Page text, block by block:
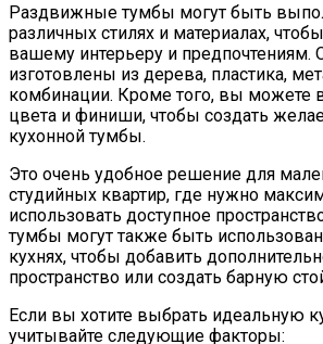
Раздвижные тумбы могут быть
различных стилях и материалах,
вашему интерьеру и предпочтениям.
изготовлены из дерева, пластика,
комбинации. Кроме того, вы можете
цвета и финиши, чтобы создать
кухонной тумбы.
Это очень удобное решение для
студийных квартир, где нужно
использовать доступное
тумбы могут также быть
кухнях, чтобы добавить
пространство или создать барную
Если вы хотите выбрать идеальную
учитывайте следующие факторы: